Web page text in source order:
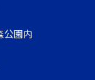
公園内